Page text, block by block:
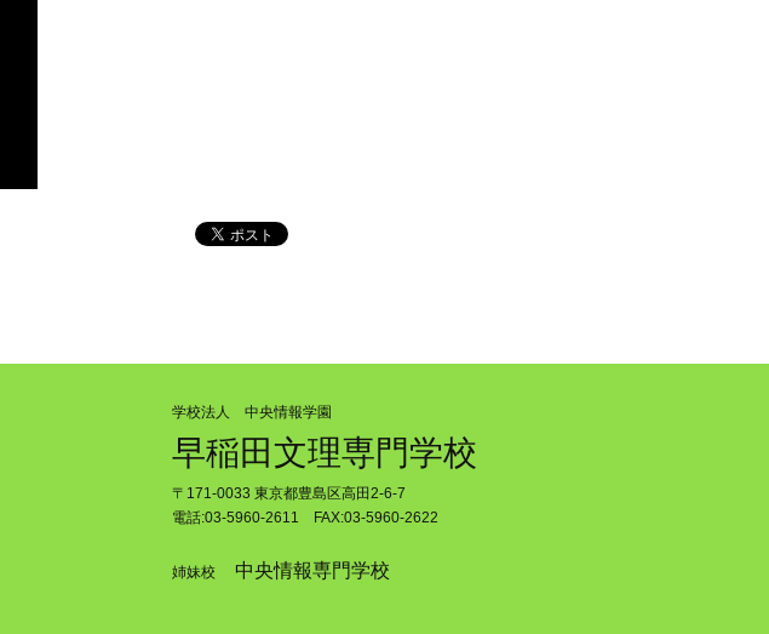
学校法人 中央情報学園
早稲田文理専門学校
〒171-0033 東京都豊島区高田2-6-7
電話:03-5960-2611 FAX:03-5960-2622
姉妹校 中央情報専門学校